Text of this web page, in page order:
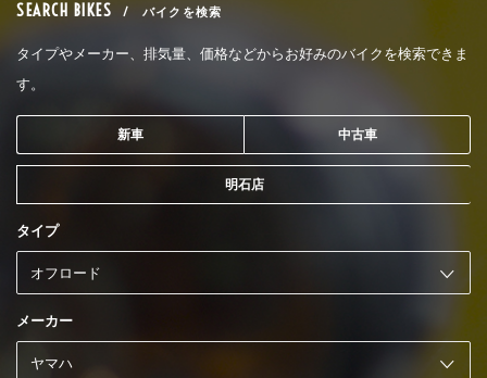
SEARCH BIKES / バイクを検索
タイプやメーカー、排気量、価格などからお好みのバイクを検索できま
す。
新車 中古車
明石店
タイプ
メーカー